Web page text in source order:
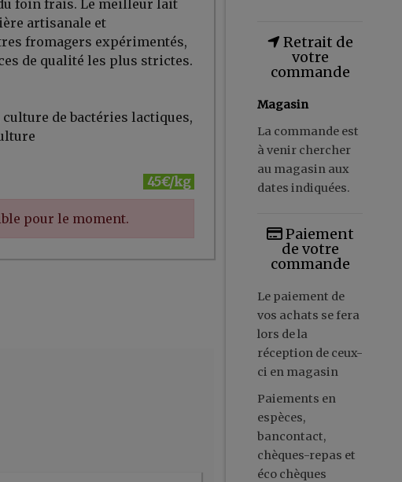
foin frais. Le meilleur lait
artisanale et
fromagers expérimentés,
de qualité les plus strictes.
de bactéries lactiques,
45€/kg
pour le moment.
Retrait de
votre
commande
Magasin
La commande est
à venir chercher
au magasin aux
dates indiquées.
Paiement
de votre
commande
Le paiement de
vos achats se fera
lors de la
réception de ceux-
ci en magasin
Paiements en
espèces,
bancontact,
chèques-repas et
éco chèques